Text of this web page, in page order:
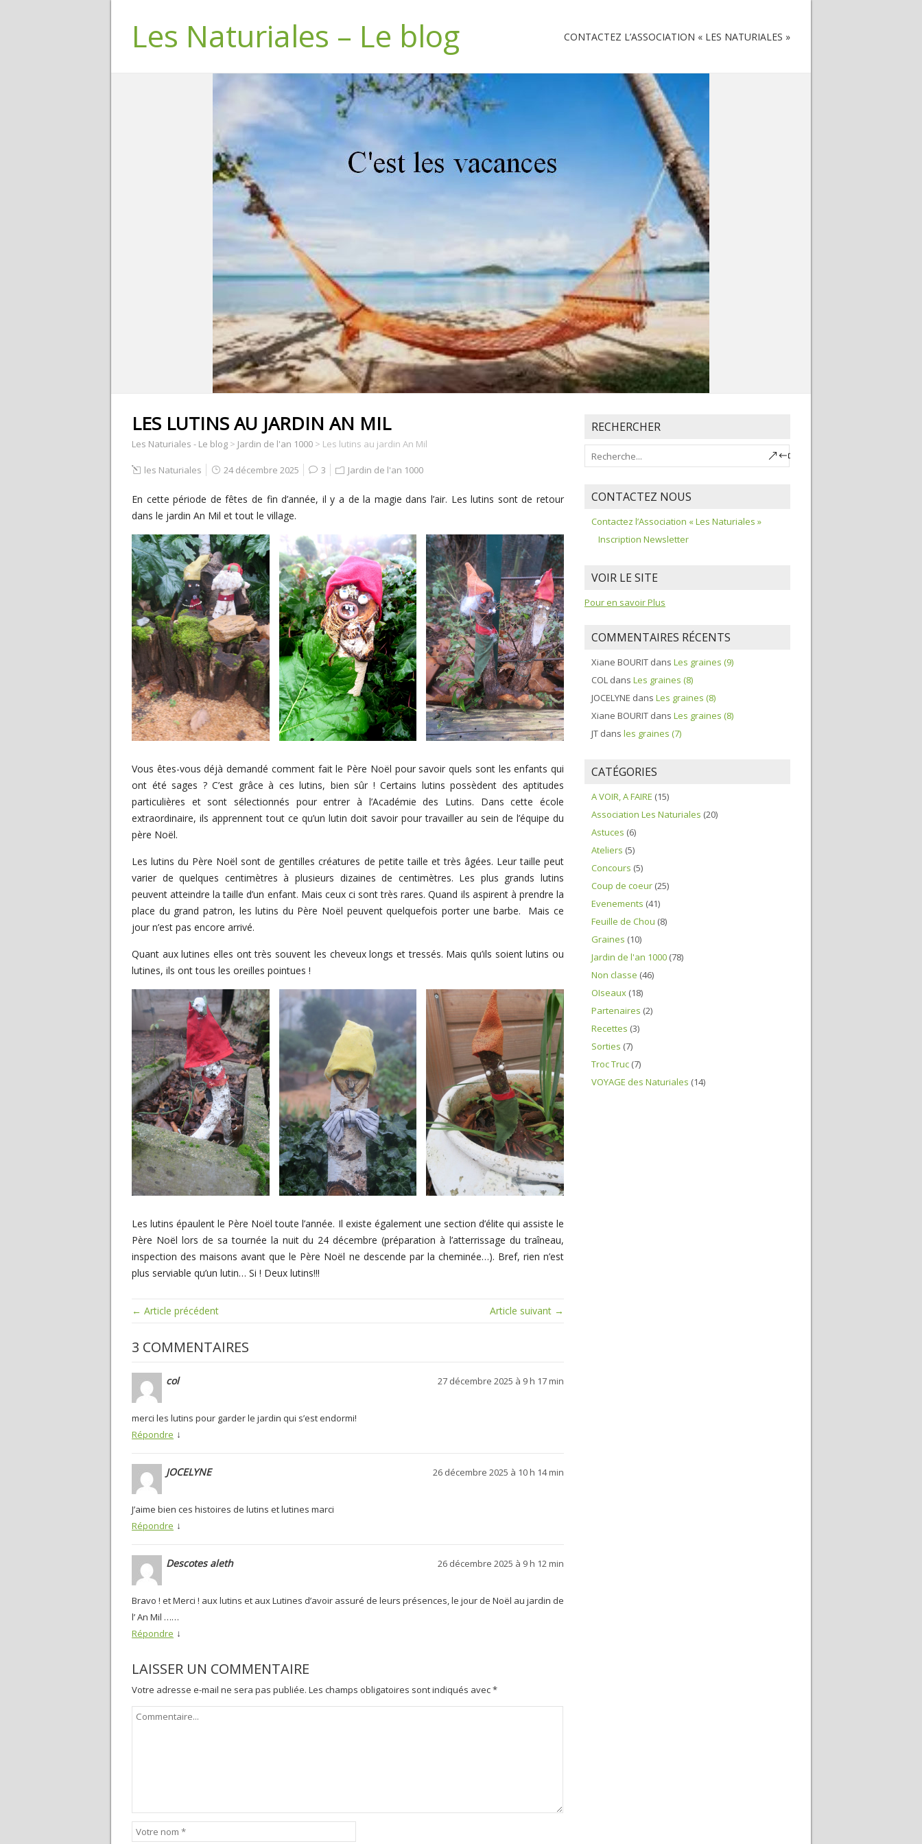
Les Naturiales – Le blog CONTACTEZ L’ASSOCIATION « LES NATURIALES »
LES LUTINS AU JARDIN AN MIL
Les Naturiales - Le blog > Jardin de l'an 1000 > Les lutins au jardin An Mil
les Naturiales 24 décembre 2025 3 Jardin de l'an 1000
En cette période de fêtes de fin d’année, il y a de la magie dans l’air. Les lutins sont de retour
dans le jardin An Mil et tout le village.
Vous êtes-vous déjà demandé comment fait le Père Noël pour savoir quels sont les enfants qui
ont été sages ? C’est grâce à ces lutins, bien sûr ! Certains lutins possèdent des aptitudes
particulières et sont sélectionnés pour entrer à l’Académie des Lutins. Dans cette école
extraordinaire, ils apprennent tout ce qu’un lutin doit savoir pour travailler au sein de l’équipe du
père Noël.
Les lutins du Père Noël sont de gentilles créatures de petite taille et très âgées. Leur taille peut
varier de quelques centimètres à plusieurs dizaines de centimètres. Les plus grands lutins
peuvent atteindre la taille d’un enfant. Mais ceux ci sont très rares. Quand ils aspirent à prendre la
place du grand patron, les lutins du Père Noël peuvent quelquefois porter une barbe. Mais ce
jour n’est pas encore arrivé.
Quant aux lutines elles ont très souvent les cheveux longs et tressés. Mais qu’ils soient lutins ou
lutines, ils ont tous les oreilles pointues !
Les lutins épaulent le Père Noël toute l’année. Il existe également une section d’élite qui assiste le
Père Noël lors de sa tournée la nuit du 24 décembre (préparation à l’atterrissage du traîneau,
inspection des maisons avant que le Père Noël ne descende par la cheminée…). Bref, rien n’est
plus serviable qu’un lutin… Si ! Deux lutins!!!
← Article précédent Article suivant →
3 COMMENTAIRES
col 27 décembre 2025 à 9 h 17 min
merci les lutins pour garder le jardin qui s’est endormi!
Répondre ↓
JOCELYNE 26 décembre 2025 à 10 h 14 min
J’aime bien ces histoires de lutins et lutines marci
Répondre ↓
Descotes aleth 26 décembre 2025 à 9 h 12 min
Bravo ! et Merci ! aux lutins et aux Lutines d’avoir assuré de leurs présences, le jour de Noël au jardin de
l’ An Mil ……
Répondre ↓
LAISSER UN COMMENTAIRE
Votre adresse e-mail ne sera pas publiée. Les champs obligatoires sont indiqués avec*
RECHERCHER
CONTACTEZ NOUS
Contactez l’Association « Les Naturiales »
Inscription Newsletter
VOIR LE SITE
Pour en savoir Plus
COMMENTAIRES RÉCENTS
Xiane BOURIT dans Les graines (9)
COL dans Les graines (8)
JOCELYNE dans Les graines (8)
Xiane BOURIT dans Les graines (8)
JT dans les graines (7)
CATÉGORIES
A VOIR, A FAIRE (15)
Association Les Naturiales (20)
Astuces (6)
Ateliers (5)
Concours (5)
Coup de coeur (25)
Evenements (41)
Feuille de Chou (8)
Graines (10)
Jardin de l'an 1000 (78)
Non classe (46)
OIseaux (18)
Partenaires (2)
Recettes (3)
Sorties (7)
Troc Truc (7)
VOYAGE des Naturiales (14)